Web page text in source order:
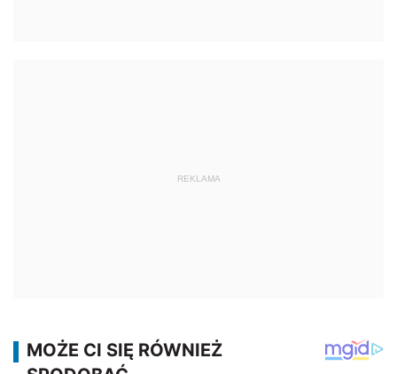
REKLAMA